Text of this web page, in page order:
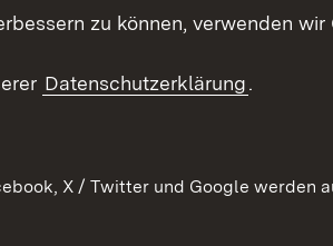
Mediathek
Ausschreibungen
zu können, verwenden wir
Datenschutzerklärung.
X / Twitter und Google werden